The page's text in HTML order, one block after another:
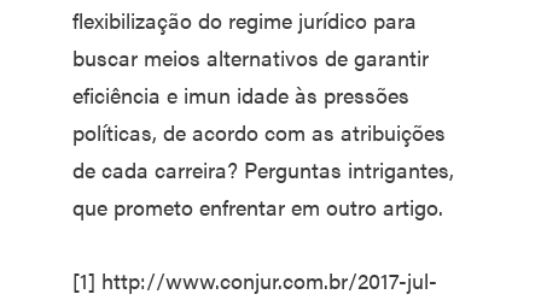
flexibilização do regime jurídico para
buscar meios alternativos de garantir
eficiência e imun idade às pressões
políticas, de acordo com as atribuições
de cada carreira? Perguntas intrigantes,
que prometo enfrentar em outro artigo.
[1] http://www.conjur.com.br/2017-jul-